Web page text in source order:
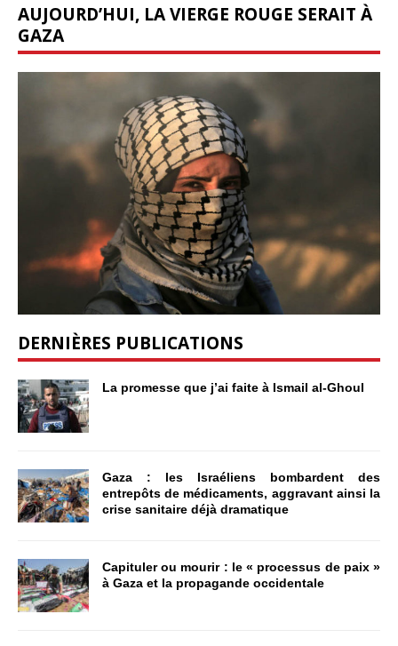
AUJOURD’HUI, LA VIERGE ROUGE SERAIT À
GAZA
DERNIÈRES PUBLICATIONS
La promesse que j’ai faite à Ismail al-Ghoul
Gaza : les Israéliens bombardent des
entrepôts de médicaments, aggravant ainsi la
crise sanitaire déjà dramatique
Capituler ou mourir : le « processus de paix »
à Gaza et la propagande occidentale